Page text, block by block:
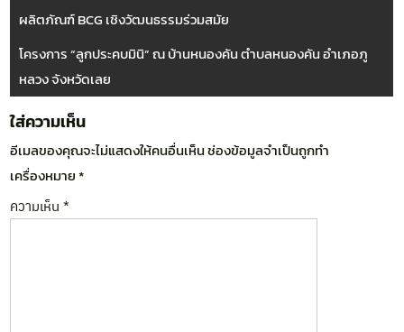
ผลิตภัณฑ์ BCG เชิงวัฒนธรรมร่วมสมัย
โครงการ “ลูกประคบมินิ” ณ บ้านหนองคัน ตำบลหนองคัน อำเภอภู
หลวง จังหวัดเลย
ใส่ความเห็น
อีเมลของคุณจะไม่แสดงให้คนอื่นเห็นช่องข้อมูลจำเป็นถูกทำ
เครื่องหมาย*
ความเห็น*